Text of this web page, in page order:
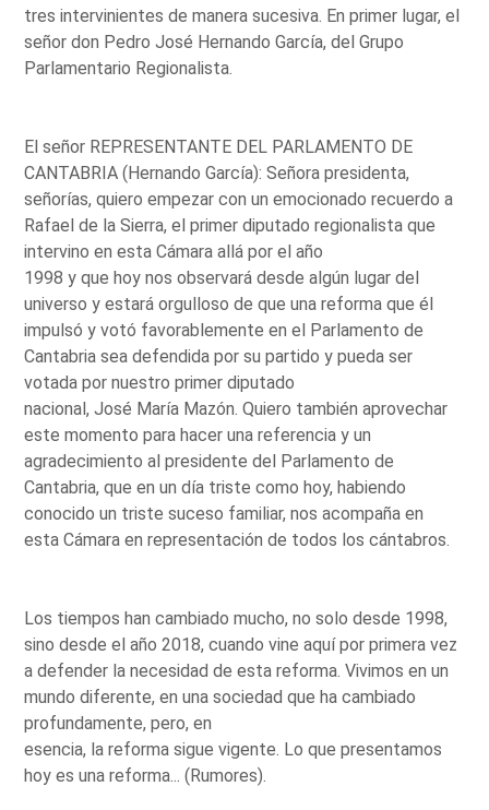
tres intervinientes de manera sucesiva. En primer lugar, el
señor don Pedro José Hernando García, del Grupo
Parlamentario Regionalista.
El señor REPRESENTANTE DEL PARLAMENTO DE
CANTABRIA (Hernando García): Señora presidenta,
señorías, quiero empezar con un emocionado recuerdo a
Rafael de la Sierra, el primer diputado regionalista que
intervino en esta Cámara allá por el año
1998 y que hoy nos observará desde algún lugar del
universo y estará orgulloso de que una reforma que él
impulsó y votó favorablemente en el Parlamento de
Cantabria sea defendida por su partido y pueda ser
votada por nuestro primer diputado
nacional, José María Mazón. Quiero también aprovechar
este momento para hacer una referencia y un
agradecimiento al presidente del Parlamento de
Cantabria, que en un día triste como hoy, habiendo
conocido un triste suceso familiar, nos acompaña en
esta Cámara en representación de todos los cántabros.
Los tiempos han cambiado mucho, no solo desde 1998,
sino desde el año 2018, cuando vine aquí por primera vez
a defender la necesidad de esta reforma. Vivimos en un
mundo diferente, en una sociedad que ha cambiado
profundamente, pero, en
esencia, la reforma sigue vigente. Lo que presentamos
hoy es una reforma... (Rumores).